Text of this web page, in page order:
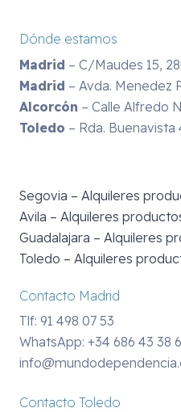
Dónde estamos
Madrid – C/Maudes 15,
Madrid – Avda. Menedez
Alcorcón – Calle Alfredo
Toledo – Rda. Buenavista
Segovia – Alquileres
Avila – Alquileres
Guadalajara – Alquileres
Toledo – Alquileres
Contacto Madrid
Tlf: 91 498 07 53
WhatsApp: +34 686 43 38
Contacto Toledo